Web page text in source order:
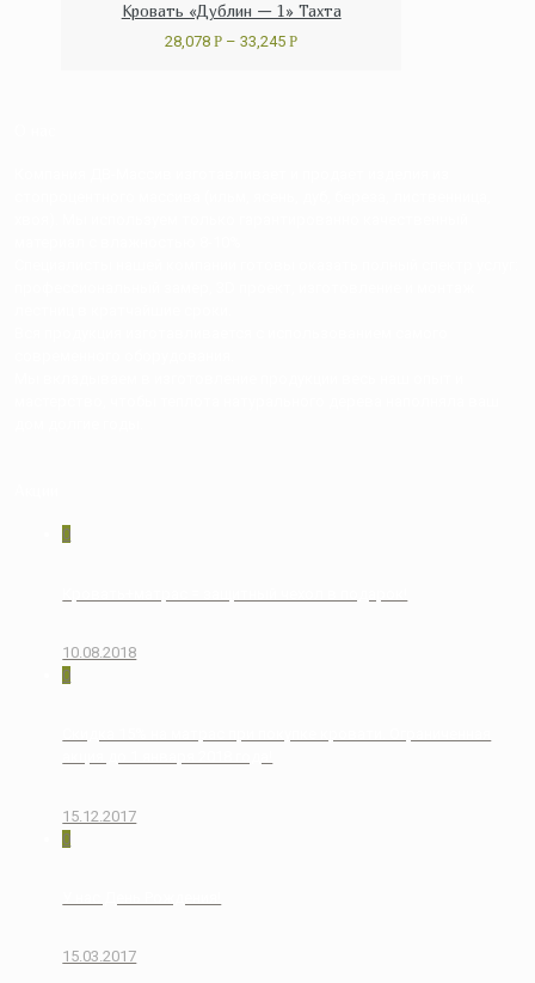
Кровать «Дублин — 1» Тахта
28,078Р –33,245Р
0
10.08.2018
0
15.12.2017
0
15.03.2017